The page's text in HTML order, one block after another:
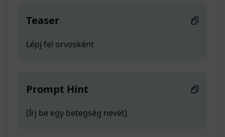
Teaser
Lépj fel orvosként
Prompt Hint
[Írj be egy betegség nevét]